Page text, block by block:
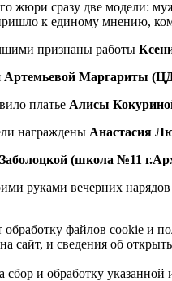
жюри сразу две
к единому мнению,
признаны работы
Артемьевой Маргариты
платье Алисы
награждены Анастасия
(школа №11
руками вечерних
файлов cookie и
сайт, и сведения об
сбор и обработку